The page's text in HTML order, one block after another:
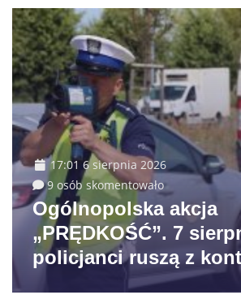
17:01 6 sierpnia 2026
9 osób skomentowało
Ogólnopolska akcja
„PRĘDKOŚĆ”. 7
policjanci ruszą z